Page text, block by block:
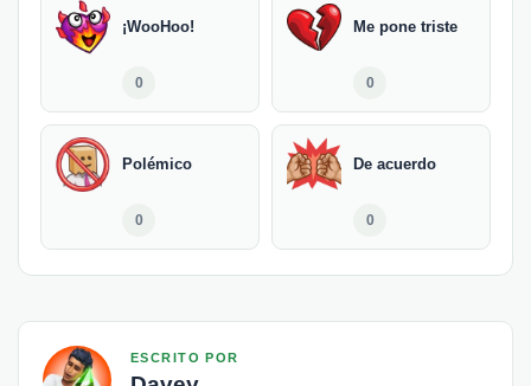
¡WooHoo!
0
Me pone triste
0
Polémico
0
De acuerdo
0
ESCRITO POR